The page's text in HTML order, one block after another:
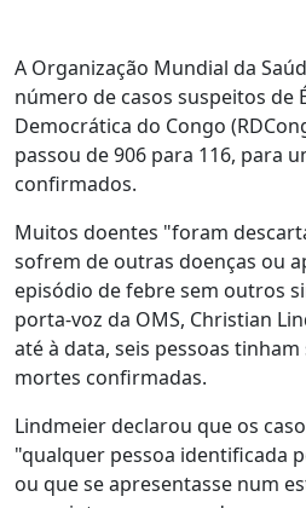
A Organização Mundial da
número de casos suspeitos de
Democrática do Congo
passou de 906 para 116, para
confirmados.
Muitos doentes "foram
sofrem de outras doenças ou
episódio de febre sem outros
porta-voz da OMS, Christian
até à data, seis pessoas
mortes confirmadas.
Lindmeier declarou que os
"qualquer pessoa identificada
ou que se apresentasse num